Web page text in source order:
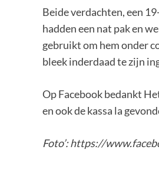
Beide verdachten, een
hadden een nat pak en
gebruikt om hem onder
bleek inderdaad te zijn
Op Facebook bedankt
en ook de kassa la
Foto’: https://